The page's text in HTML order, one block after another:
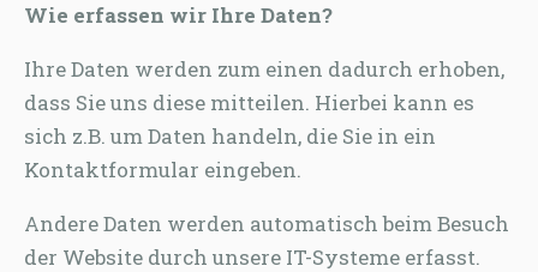
Wie erfassen wir Ihre Daten?
Ihre Daten werden zum einen dadurch erhoben,
dass Sie uns diese mitteilen. Hierbei kann es
sich z.B. um Daten handeln, die Sie in ein
Kontaktformular eingeben.
Andere Daten werden automatisch beim Besuch
der Website durch unsere IT-Systeme erfasst.